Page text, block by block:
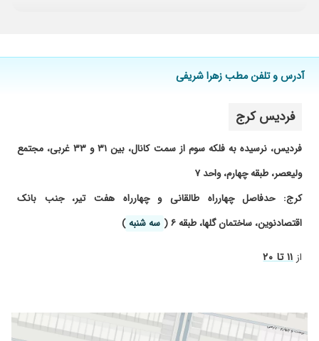
آدرس و تلفن مطب زهرا شریفی
فردیس کرج
فردیس، نرسیده به فلکه سوم از سمت کانال، بین ۳۱ و ۳۳ غربی، مجتمع
ولیعصر، طبقه چهارم، واحد ۷
کرج: حدفاصل چهارراه طالقانی و چهارراه هفت تیر، جنب بانک
اقتصادنوین، ساختمان گلها، طبقه ۶ (
سه شنبه )
از ۱۱ تا ۲۰